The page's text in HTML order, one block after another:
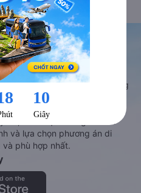
Máy bay,
tiện với hơn 3000+ nhà
đường toàn quốc, tất cả hãng
xe máy, xe du lịch phủ
đủ, minh bạch cùng vô vàn
và lựa chọn phương án di
phù hợp nhất.